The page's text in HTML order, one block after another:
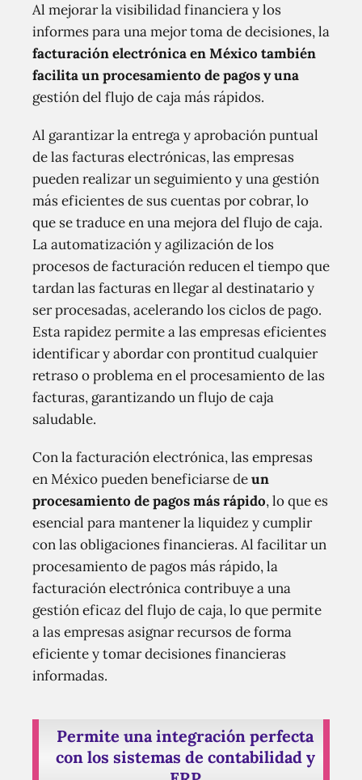
Al mejorar la visibilidad financiera y los
informes para una mejor toma de decisiones, la
facturación electrónica en México también
facilita un procesamiento de pagos y una
gestión del flujo de caja más rápidos.
Al garantizar la entrega y aprobación puntual
de las facturas electrónicas, las empresas
pueden realizar un seguimiento y una gestión
más eficientes de sus cuentas por cobrar, lo
que se traduce en una mejora del flujo de caja.
La automatización y agilización de los
procesos de facturación reducen el tiempo que
tardan las facturas en llegar al destinatario y
ser procesadas, acelerando los ciclos de pago.
Esta rapidez permite a las empresas eficientes
identificar y abordar con prontitud cualquier
retraso o problema en el procesamiento de las
facturas, garantizando un flujo de caja
saludable.
Con la facturación electrónica, las empresas
en México pueden beneficiarse deun
procesamiento de pagos más rápido, lo que es
esencial para mantener la liquidez y cumplir
con las obligaciones financieras. Al facilitar un
procesamiento de pagos más rápido, la
facturación electrónica contribuye a una
gestión eficaz del flujo de caja, lo que permite
a las empresas asignar recursos de forma
eficiente y tomar decisiones financieras
informadas.
Permite una integración perfecta
con los sistemas de contabilidad y